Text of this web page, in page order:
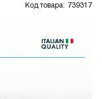
Код товара: 739317